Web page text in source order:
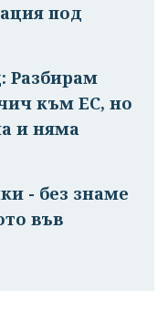
под
Разбирам
към ЕС, но
и няма
- без знаме
във